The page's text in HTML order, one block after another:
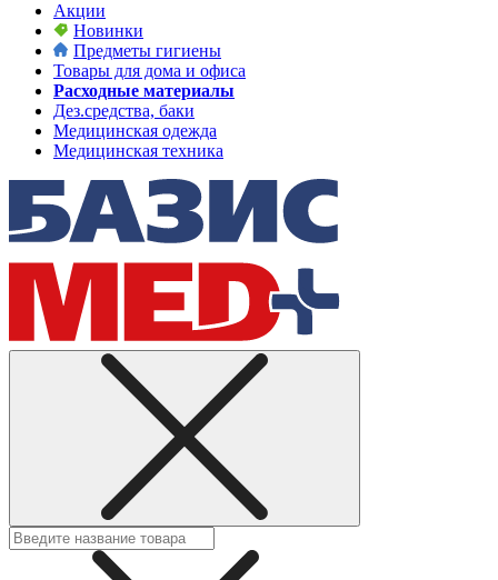
Акции
Новинки
Предметы гигиены
Товары для дома и офиса
Расходные материалы
Дез.средства, баки
Медицинская одежда
Медицинская техника